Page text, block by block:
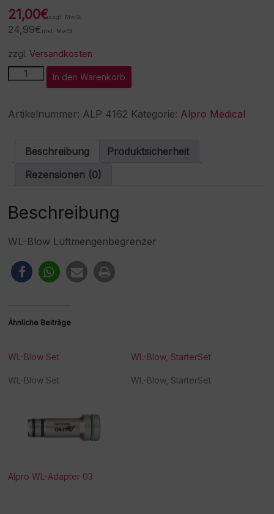
21,00€zzgl. MwSt.
24,99€ inkl. MwSt.
zzgl.Versandkosten
Blow
Menge
In den Warenkorb
l
e
r
t
Artikelnummer: ALP 4162 Kategorie: Alpro Medical
Beschreibung
Produktsicherheit
Rezensionen (0)
Beschreibung
WL-Blow Luftmengenbegrenzer
Ähnliche Beiträge
WL-Blow Set
WL-Blow Set
WL-Blow, StarterSet
WL-Blow, StarterSet
Alpro WL-Adapter 03